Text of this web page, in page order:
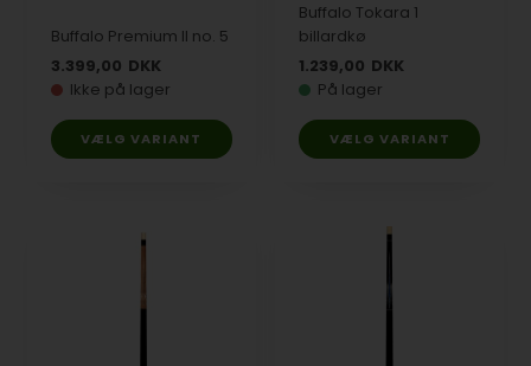
Buffalo Premium II no. 5
3.399,00 DKK
Ikke på lager
VÆLG VARIANT
Buffalo Tokara 1
billardkø
1.239,00 DKK
På lager
VÆLG VARIANT